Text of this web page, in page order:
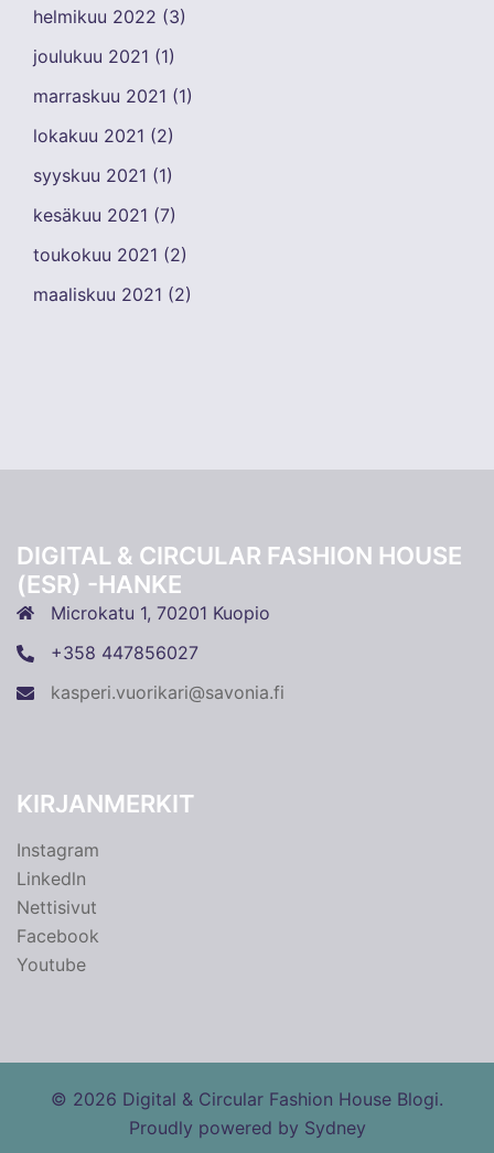
helmikuu 2022 (3)
joulukuu 2021 (1)
marraskuu 2021 (1)
lokakuu 2021 (2)
syyskuu 2021 (1)
kesäkuu 2021 (7)
toukokuu 2021 (2)
maaliskuu 2021 (2)
DIGITAL & CIRCULAR FASHION HOUSE
(ESR) -HANKE
Microkatu 1, 70201 Kuopio
+358 447856027
kasperi.vuorikari@savonia.fi
KIRJANMERKIT
Instagram
Linkedln
Nettisivut
Facebook
Youtube
© 2026 Digital & Circular Fashion House Blogi.
Proudly powered by Sydney